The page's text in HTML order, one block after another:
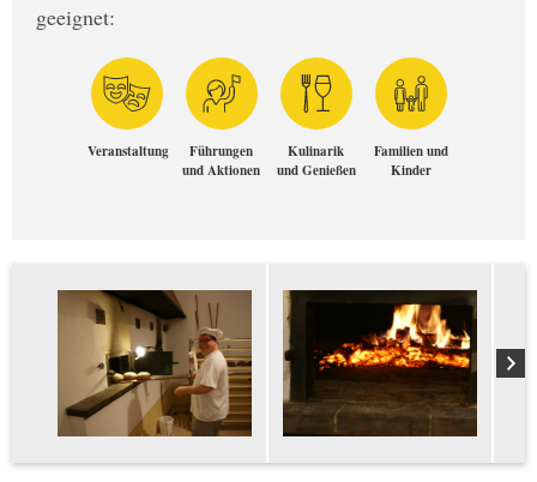
geeignet:
Veranstaltung
Führungen
und Aktionen
Kulinarik
und Genießen
Familien und
Kinder